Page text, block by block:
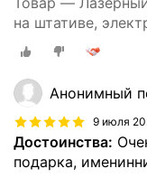
на штативе,
линий
Анонимный
9 июля
Достоинства:
подарка,